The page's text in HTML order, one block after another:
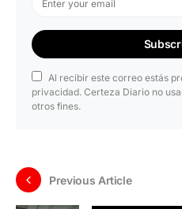
Al recibir este correo estás
privacidad. Certeza Diario no
otros fines.
Previous Article